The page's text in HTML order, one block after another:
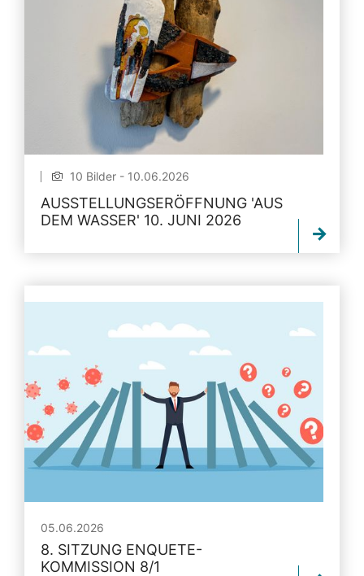
10 Bilder - 10.06.2026
AUSSTELLUNGSERÖFFNUNG 'AUS
DEM WASSER' 10. JUNI 2026
05.06.2026
8. SITZUNG ENQUETE-
KOMMISSION 8/1